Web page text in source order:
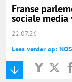
Franse
sociale
22.07.26
Lees verder op: NOS